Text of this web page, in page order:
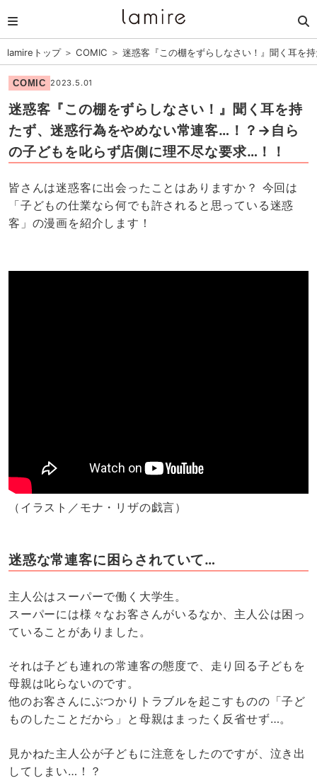
lamireトップ＞ COMIC ＞ 迷惑客『この棚をずらしなさい！』聞く耳を
COMIC 2023.5.01
迷惑客『この棚をずらしなさい！』聞く耳を持
たず、迷惑行為をやめない常連客…！？→自ら
の子どもを叱らず店側に理不尽な要求…！！
皆さんは迷惑客に出会ったことはありますか？ 今回は
「子どもの仕業なら何でも許されると思っている迷惑
客」の漫画を紹介します！
（イラスト／モナ・リザの戯言）
迷惑な常連客に困らされていて…
主人公はスーパーで働く大学生。
スーパーには様々なお客さんがいるなか、主人公は困っ
ていることがありました。
それは子ども連れの常連客の態度で、走り回る子どもを
母親は叱らないのです。
他のお客さんにぶつかりトラブルを起こすものの「子ど
ものしたことだから」と母親はまったく反省せず…。
見かねた主人公が子どもに注意をしたのですが、泣き出
してしまい…！？